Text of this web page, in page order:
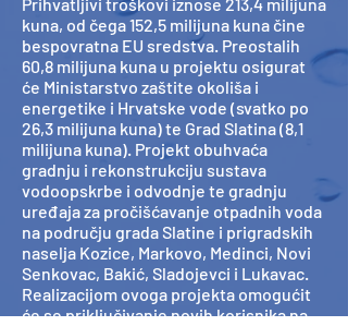
kuna, od čega 152,5 milijuna kuna čine
bespovratna EU sredstva. Preostalih
60,8 milijuna kuna u projektu osigurat
će Ministarstvo zaštite okoliša i
energetike i Hrvatske vode (svatko po
26,3 milijuna kuna) te Grad Slatina (8,1
milijuna kuna). Projekt obuhvaća
gradnju i rekonstrukciju sustava
vodoopskrbe i odvodnje te gradnju
uređaja za pročišćavanje otpadnih voda
na području grada Slatine i prigradskih
naselja Kozice, Markovo, Medinci, Novi
Senkovac, Bakić, Sladojevci i Lukavac.
Realizacijom ovoga projekta omogućit
će se priključivanje novih korisnika na